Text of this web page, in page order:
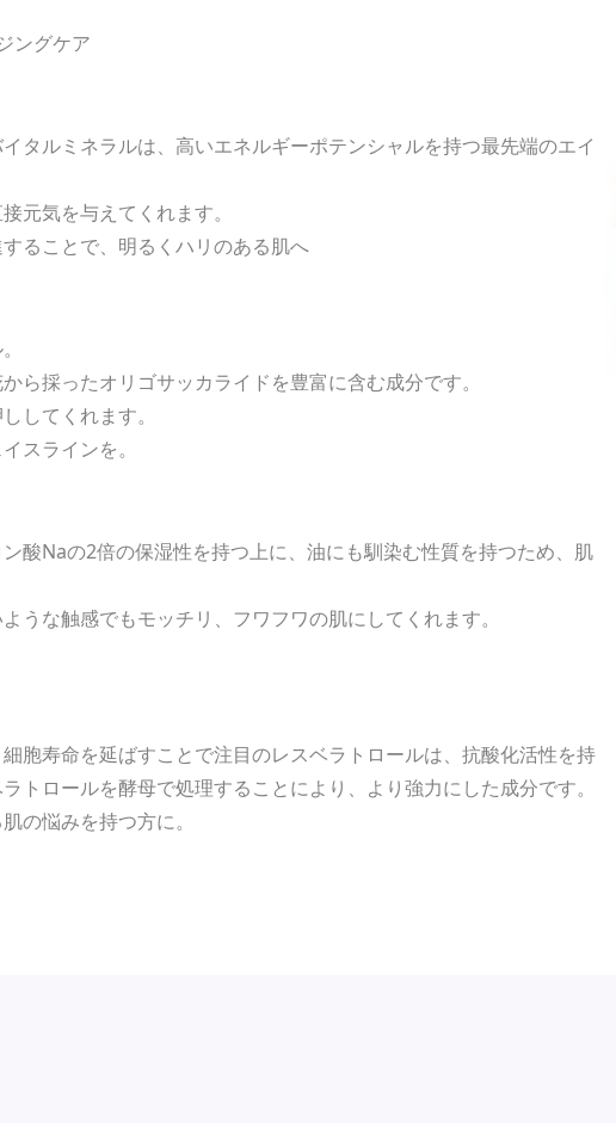
ングケア
タルミネラルは、高いエネルギーポテンシャルを持つ最先端のエイ
元気を与えてくれます。
ることで、明るくハリのある肌へ
ら採ったオリゴサッカライドを豊富に含む成分です。
してくれます。
スラインを。
酸Naの2倍の保湿性を持つ上に、油にも馴染む性質を持つため、肌
うな触感でもモッチリ、フワフワの肌にしてくれます。
胞寿命を延ばすことで注目のレスベラトロールは、抗酸化活性を持
トロールを酵母で処理することにより、より強力にした成分です。
の悩みを持つ方に。